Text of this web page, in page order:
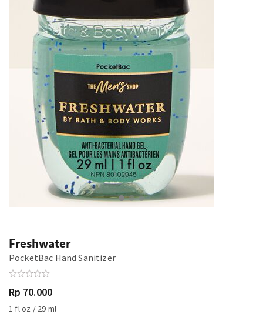
Freshwater
PocketBac Hand Sanitizer
Rp 70.000
1 fl oz / 29 ml